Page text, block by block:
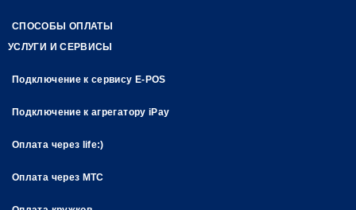
СПОСОБЫ ОПЛАТЫ
УСЛУГИ И СЕРВИСЫ
Подключение к сервису E-POS
Подключение к агрегатору iPay
Оплата через life:)
Оплата через МТС